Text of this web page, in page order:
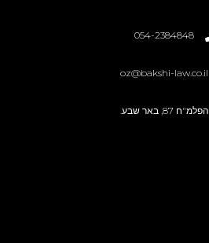
054-2384848
oz@bakshi-law.co.il
הפלמ"ח 87, באר שבע.